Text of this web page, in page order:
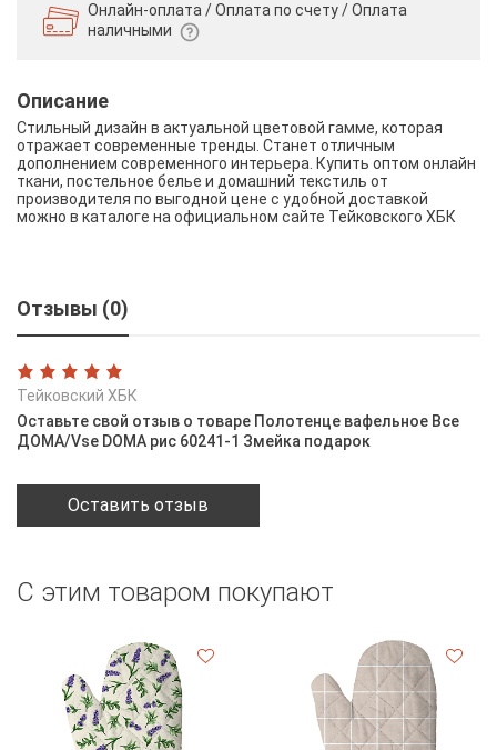
Онлайн-оплата / Оплата по счету /Оплата
наличными
Описание
Стильный дизайн в актуальной цветовой гамме, которая
отражает современные тренды. Станет отличным
дополнением современного интерьера. Купить оптом онлайн
ткани, постельное белье и домашний текстиль от
производителя по выгодной цене с удобной доставкой
можно в каталоге на официальном сайте Тейковского ХБК
Отзывы (0)
Тейковский ХБК
Оставьте свой отзыв о товаре Полотенце вафельное Все
ДОМА/Vse DOMA рис 60241-1 Змейка подарок
Оставить отзыв
С этим товаром покупают